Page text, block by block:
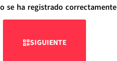
se ha registrado correctamente
SIGUIENTE